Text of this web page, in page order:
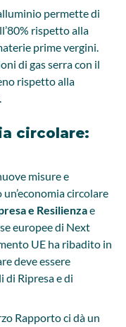
permette di
rispetto alla
prime vergini.
di gas serra con il
rispetto alla
circolare:
misure e
circolare
e Resilienzae
europee di Next
UE ha ribadito in
deve essere
di Ripresa e di
Rapporto ci dà un